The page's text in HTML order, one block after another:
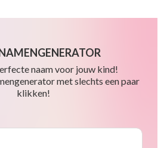
naam voor jouw kind!
met slechts een paar
klikken!